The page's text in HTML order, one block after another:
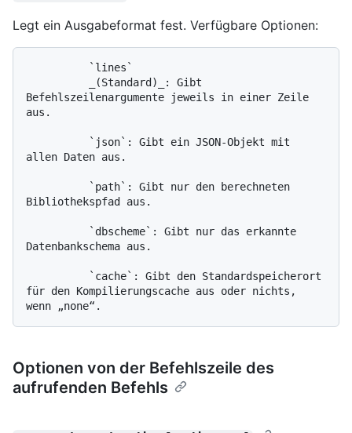
Legt ein Ausgabeformat fest. Verfügbare Optionen:
Befehlszeilenargumente jeweils in einer Zeile
aus.
allen Daten aus.
Bibliothekspfad aus.
Datenbankschema aus.
für den Kompilierungscache aus oder nichts,
Optionen von der Befehlszeile des
aufrufenden Befehls